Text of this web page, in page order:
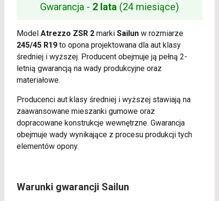
Gwarancja - 2 lata (24 miesiące)
Model Atrezzo ZSR 2marki Sailunw rozmiarze
245/45 R19to opona projektowana dla aut klasy
średniej i wyższej. Producent obejmuje ją pełną 2-
letnią gwarancją na wady produkcyjne oraz
materiałowe.
Producenci aut klasy średniej i wyższej stawiają na
zaawansowane mieszanki gumowe oraz
dopracowane konstrukcje wewnętrzne. Gwarancja
obejmuje wady wynikające z procesu produkcji tych
elementów opony.
Warunki gwarancji Sailun